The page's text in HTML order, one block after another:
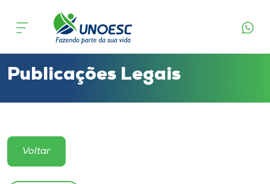
Cursos
Atendimento ao Estudante
Portal de Ensino
Publicações Legais
Voltar